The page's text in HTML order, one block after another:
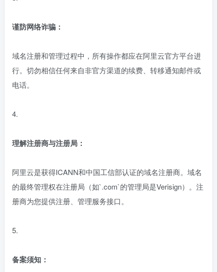
谨防网络诈骗：
域名注册和管理过程中，所有操作都应在阿里云官方平台进
行。切勿相信任何来自非官方渠道的续费、转移通知邮件或
电话。
4.
理解注册商与注册局：
阿里云是获得ICANN和中国工信部认证的域名注册商。域名
的最终管理权在注册局（如`.com`的管理局是Verisign）。注
册商为您提供注册、管理服务接口。
5.
备案须知：